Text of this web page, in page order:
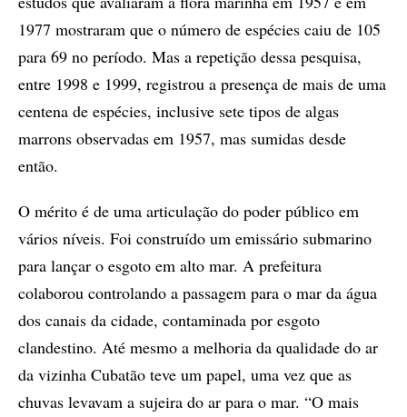
1977 mostraram que o número de espécies caiu de 105
para 69 no período. Mas a repetição dessa pesquisa,
entre 1998 e 1999, registrou a presença de mais de uma
centena de espécies, inclusive sete tipos de algas
marrons observadas em 1957, mas sumidas desde
então.
O mérito é de uma articulação do poder público em
vários níveis. Foi construído um emissário submarino
para lançar o esgoto em alto mar. A prefeitura
colaborou controlando a passagem para o mar da água
dos canais da cidade, contaminada por esgoto
clandestino. Até mesmo a melhoria da qualidade do ar
da vizinha Cubatão teve um papel, uma vez que as
chuvas levavam a sujeira do ar para o mar. “O mais